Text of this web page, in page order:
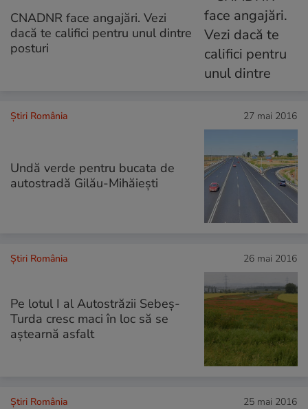
CNADNR face angajări. Vezi
dacă te califici pentru unul dintre
posturi
Știri România 27 mai 2016
Undă verde pentru bucata de
autostradă Gilău-Mihăieşti
Știri România 26 mai 2016
Pe lotul I al Autostrăzii Sebeş-
Turda cresc maci în loc să se
aștearnă asfalt
Știri România 25 mai 2016